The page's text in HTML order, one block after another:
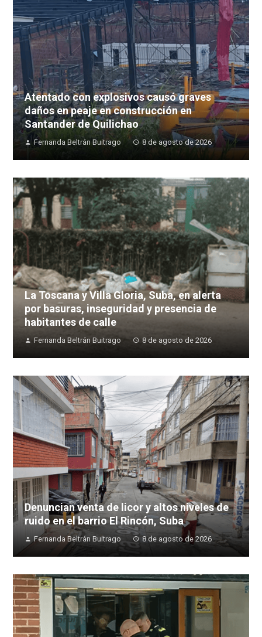
Atentado con explosivos causó graves
daños en peaje en construcción en
Santander de Quilichao
Fernanda Beltrán Buitrago 8 de agosto de 2026
La Toscana y Villa Gloria, Suba, en alerta
por basuras, inseguridad y presencia de
habitantes de calle
Fernanda Beltrán Buitrago 8 de agosto de 2026
Denuncian venta de licor y altos niveles de
ruido en el barrio El Rincón, Suba
Fernanda Beltrán Buitrago 8 de agosto de 2026